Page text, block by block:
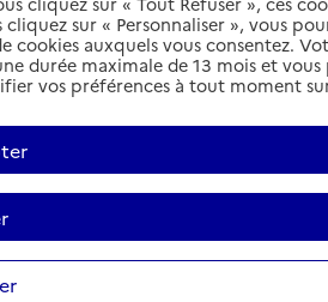
carte
cliquez sur « Personnaliser », vous
cookies auxquels vous consentez.
durée maximale de 13 mois et
vos préférences à tout moment